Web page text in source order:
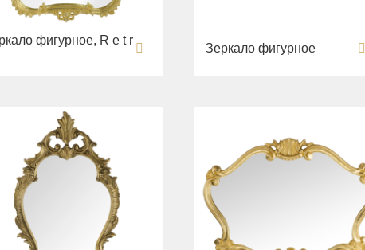
фигурное, R e t r
Зеркало фигурное